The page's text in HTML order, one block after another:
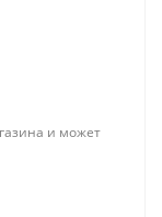
и может